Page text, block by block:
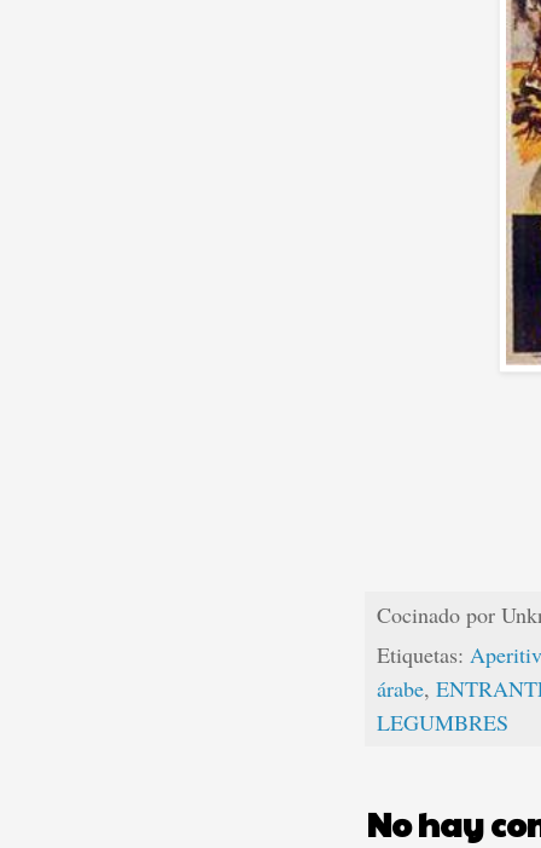
Cocinado por
Etiquetas:
árabe,
LEGUMBRES
No hay